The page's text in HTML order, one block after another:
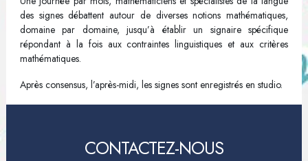
des signes débattent autour de diverses notions mathématiques,
domaine par domaine, jusqu’à établir un signaire spécifique
répondant à la fois aux contraintes linguistiques et aux critères
mathématiques.
Après consensus, l’après-midi, les signes sont enregistrés en studio.
CONTACTEZ-NOUS